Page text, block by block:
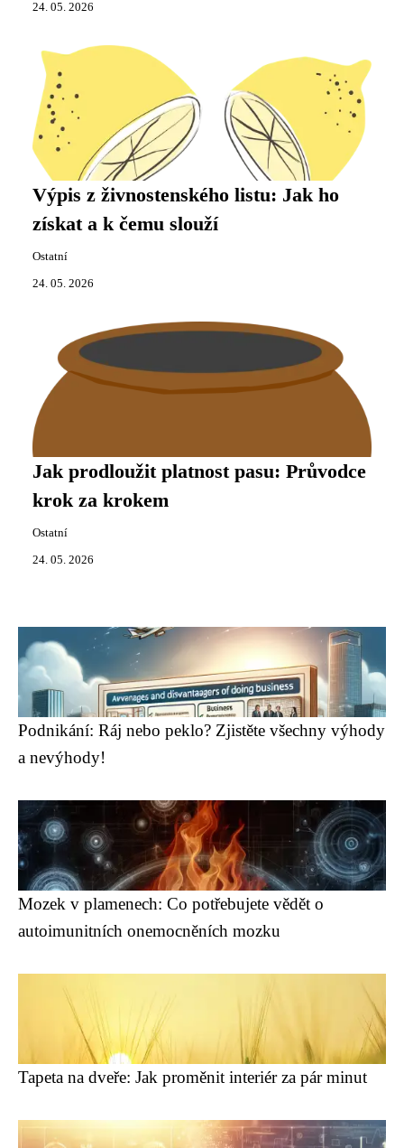
24. 05. 2026
Výpis z živnostenského listu: Jak ho
získat a k čemu slouží
Ostatní
24. 05. 2026
Jak prodloužit platnost pasu: Průvodce
krok za krokem
Ostatní
24. 05. 2026
Podnikání: Ráj nebo peklo? Zjistěte všechny výhody
a nevýhody!
Mozek v plamenech: Co potřebujete vědět o
autoimunitních onemocněních mozku
Tapeta na dveře: Jak proměnit interiér za pár minut